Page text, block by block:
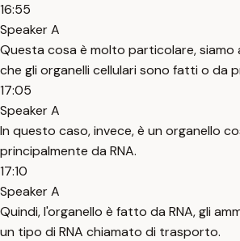
16:55
Speaker A
Questa cosa è molto particolare, siamo
che gli organelli cellulari sono fatti o da
17:05
Speaker A
In questo caso, invece, è un organello
principalmente da RNA.
17:10
Speaker A
Quindi, l'organello è fatto da RNA, gli
un tipo di RNA chiamato di trasporto.